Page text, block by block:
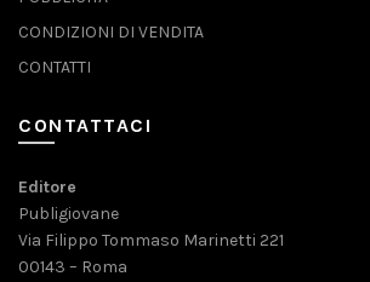
CONDIZIONI DI VENDITA
CONTATTI
CONTATTACI
Editore
Publigiovane
Via Filippo Tommaso Marinetti 221
00143 – Roma